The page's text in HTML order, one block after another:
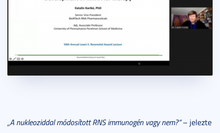
„A nukleoziddal módosított RNS immunogén vagy nem?”– jelezte